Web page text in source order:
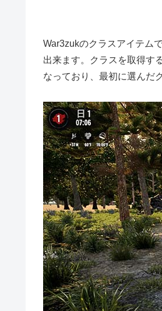
War3zukのクラスアイテム
出来ます。クラスを取得す
なっており、最初に選んだ